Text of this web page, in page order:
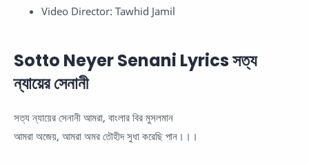
Video Director: Tawhid Jamil
Sotto Neyer Senani Lyrics সত্য
ন্যায়ের সেনানী
সত্য ন্যায়ের সেনানী আমরা, বাংলার বির মুসলমান
আমরা অজেয়, আমরা অমর তৌহীদ সুধা করেছি পান।।।